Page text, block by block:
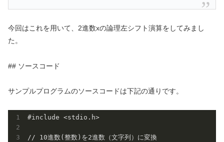
今回はこれを用いて、2進数xの論理左シフト演算をしてみまし
た。
## ソースコード
サンプルプログラムのソースコードは下記の通りです。
#include <stdio.h>
// 10進数(整数)を2進数（文字列）に変換